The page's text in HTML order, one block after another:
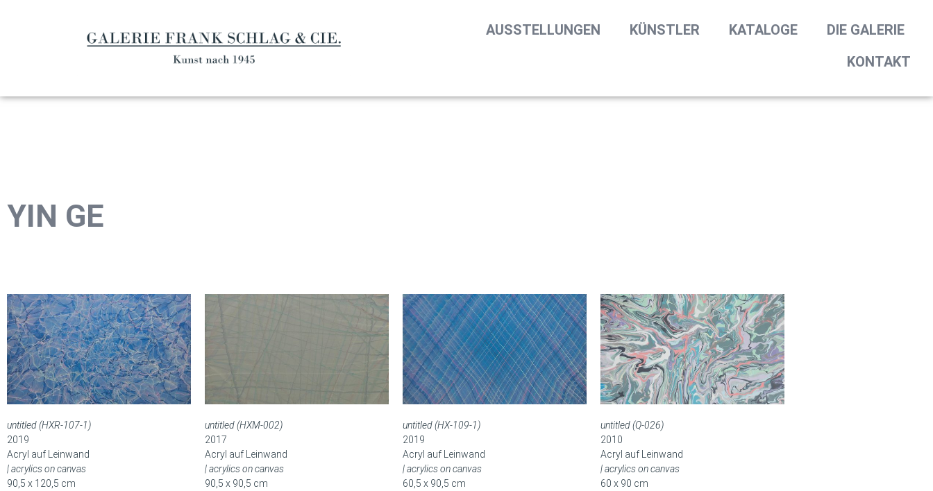
AUSSTELLUNGEN KÜNSTLER KATALOGE
DIE GALERIE
KONTAKT
YIN GE
untitled (HXR-107-1)
2019
Acryl auf Leinwand
| acrylics on canvas
90,5 x 120,5 cm
untitled (HXM-002)
2017
Acryl auf Leinwand
| acrylics on canvas
90,5 x 90,5 cm
untitled (HX-109-1)
2019
Acryl auf Leinwand
| acrylics on canvas
60,5 x 90,5 cm
untitled (Q-026)
2010
Acryl auf Leinwand
| acrylics on canvas
60 x 90 cm